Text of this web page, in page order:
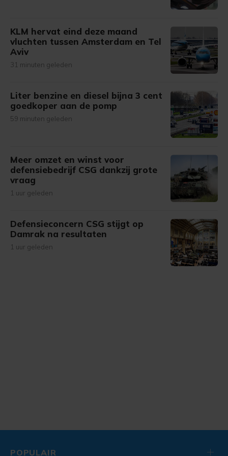
KLM hervat eind deze maand
vluchten tussen Amsterdam en Tel
Aviv
31 minuten geleden
Liter benzine en diesel bijna 3 cent
goedkoper aan de pomp
59 minuten geleden
Meer omzet en winst voor
defensiebedrijf CSG dankzij grote
vraag
1 uur geleden
Defensieconcern CSG stijgt op
Damrak na resultaten
1 uur geleden
POPULAIR